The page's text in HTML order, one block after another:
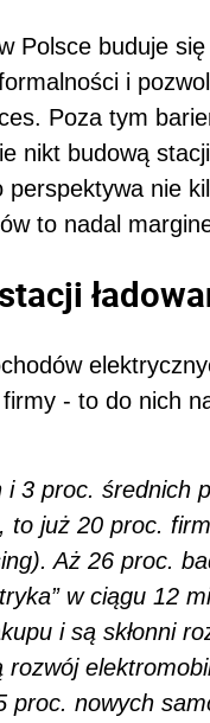
Polsce buduje
i
Poza tym
nikt budową
nie
to nadal
- to do nich
i 3 proc. średnich
to już 20 proc.
Aż 26 proc.
w ciągu 12
i są skłonni
proc. nowych